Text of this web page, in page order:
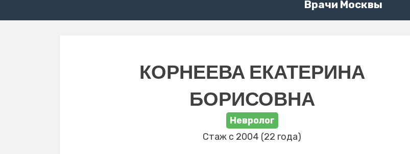
Врачи Москвы
КОРНЕЕВА ЕКАТЕРИНА
БОРИСОВНА
Невролог
Стаж с 2004 (22 года)